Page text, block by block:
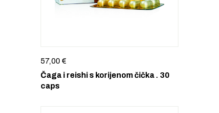
57,00 €
Čaga i reishi s korijenom čička . 30
caps